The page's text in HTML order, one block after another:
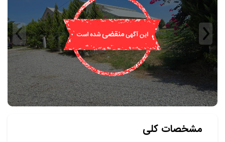
مشخصات کلی